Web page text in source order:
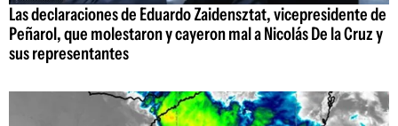
Las declaraciones de Eduardo Zaidensztat, vicepresidente de
Peñarol, que molestaron y cayeron mal a Nicolás De la Cruz y
sus representantes